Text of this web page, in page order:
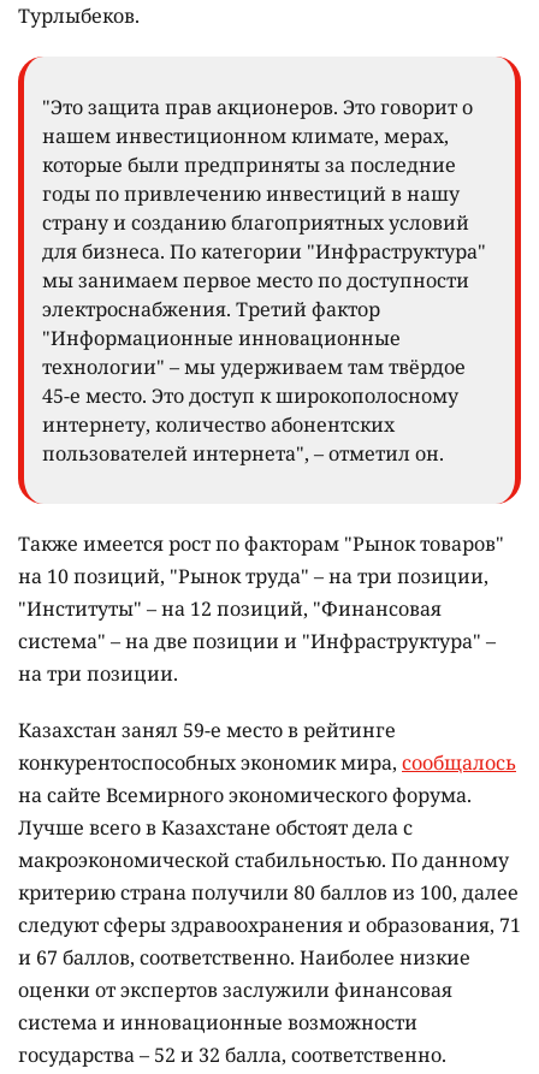
Турлыбеков.
"Это защита прав акционеров. Это говорит о
нашем инвестиционном климате, мерах,
которые были предприняты за последние
годы по привлечению инвестиций в нашу
страну и созданию благоприятных условий
для бизнеса. По категории "Инфраструктура"
мы занимаем первое место по доступности
электроснабжения. Третий фактор
"Информационные инновационные
технологии" – мы удерживаем там твёрдое
45-е место. Это доступ к широкополосному
интернету, количество абонентских
пользователей интернета", – отметил он.
Также имеется рост по факторам "Рынок товаров"
на 10 позиций, "Рынок труда" – на три позиции,
"Институты" – на 12 позиций, "Финансовая
система" – на две позиции и "Инфраструктура" –
на три позиции.
Казахстан занял 59-е место в рейтинге
конкурентоспособных экономик мира, сообщалось
на сайте Всемирного экономического форума.
Лучше всего в Казахстане обстоят дела с
макроэкономической стабильностью. По данному
критерию страна получили 80 баллов из 100, далее
следуют сферы здравоохранения и образования, 71
и 67 баллов, соответственно. Наиболее низкие
оценки от экспертов заслужили финансовая
система и инновационные возможности
государства – 52 и 32 балла, соответственно.